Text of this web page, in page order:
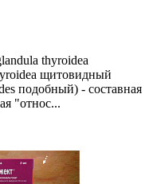
thyroidea
щитовидный
подобный) - составная
"относ...